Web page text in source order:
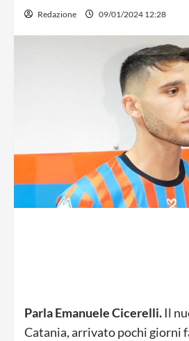
Redazione 09/01/2024 12:28
Parla Emanuele Cicerelli.Il
Catania, arrivato pochi giorni